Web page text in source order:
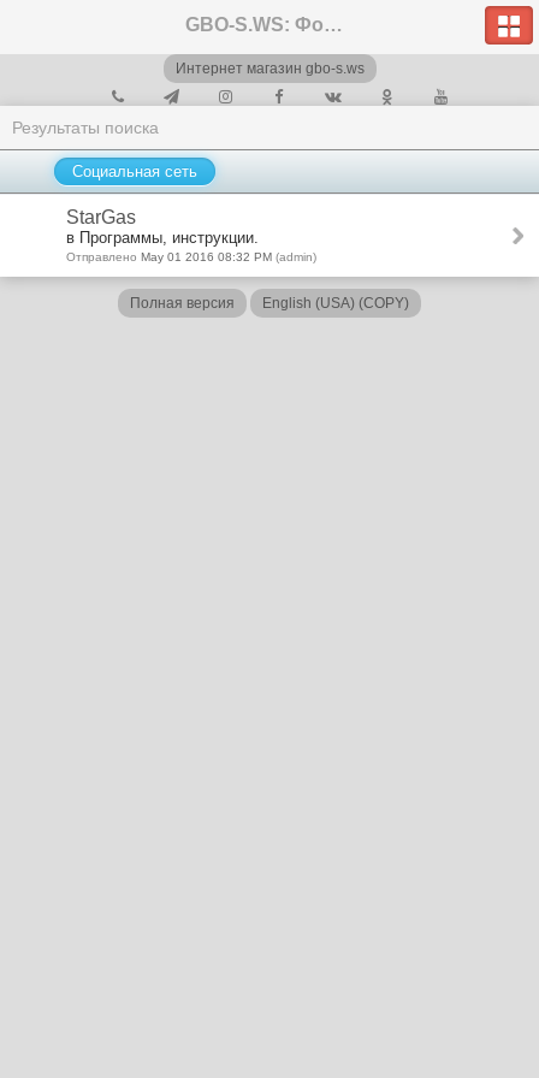
GBO-S.WS: Форум
Интернет магазин gbo-s.ws
Результаты поиска
Социальная сеть
StarGas
в Программы, инструкции.
Отправлено May 01 2016 08:32 PM (admin)
Полная версия English (USA) (COPY)